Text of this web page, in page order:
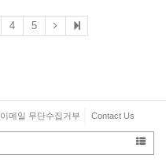
4 5
이메일 무단수집거부 Contact Us